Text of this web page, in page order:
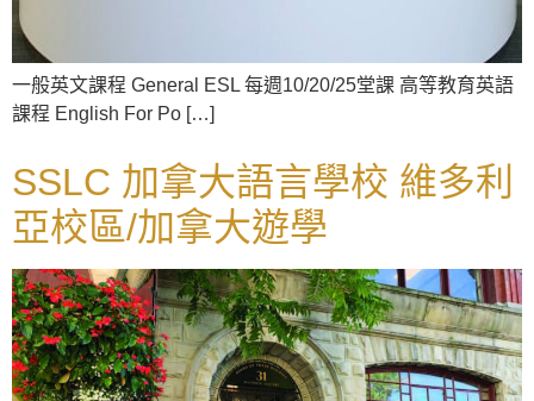
一般英文課程 General ESL 每週10/20/25堂課 高等教育英語
課程 English For Po […]
SSLC 加拿大語言學校 維多利
亞校區/加拿大遊學